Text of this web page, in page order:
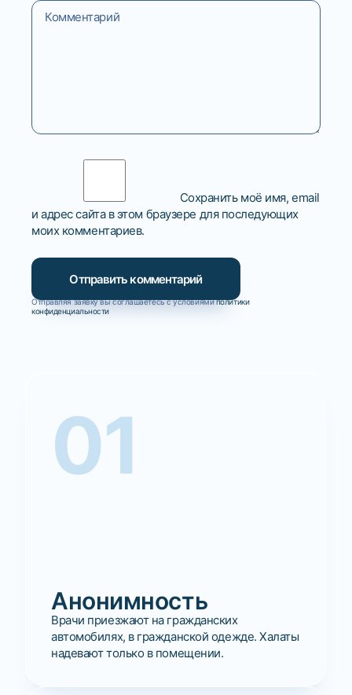
Сохранить моё имя, email
и адрес сайта в этом браузере для последующих
моих комментариев.
Отправляя заявку вы соглашаетесь с условиямиполитики
конфиденциальности
01
Анонимность
Врачи приезжают на гражданских
автомобилях, в гражданской одежде. Халаты
надевают только в помещении.